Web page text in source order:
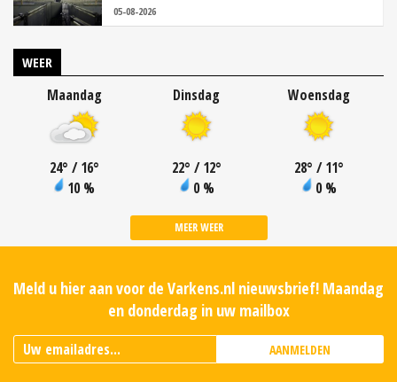
05-08-2026
WEER
Maandag
24° / 16°
10 %
Dinsdag
22° / 12°
0 %
Woensdag
28° / 11°
0 %
MEER WEER
Meld u hier aan voor de Varkens.nl nieuwsbrief! Maandag
en donderdag in uw mailbox
AANMELDEN